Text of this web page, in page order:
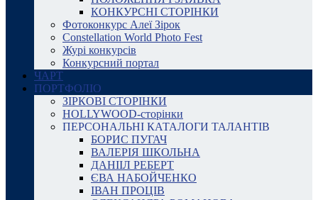
КОНКУРСНІ СТОРІНКИ
Фотоконкурс Алеї Зірок
Constellation World Photo Fest
Журі конкурсів
Конкурсний портал
ЧАРТ
ПОРТФОЛІО
ЗІРКОВІ СТОРІНКИ
HOLLYWOOD-сторінки
ПЕРСОНАЛЬНІ КАТАЛОГИ ТАЛАНТІВ
БОРИС ПУГАЧ
ВАЛЕРІЯ ШКОЛЬНА
ДАНІІЛ РЕБЕРТ
ЄВА НАБОЙЧЕНКО
ІВАН ПРОЦІВ